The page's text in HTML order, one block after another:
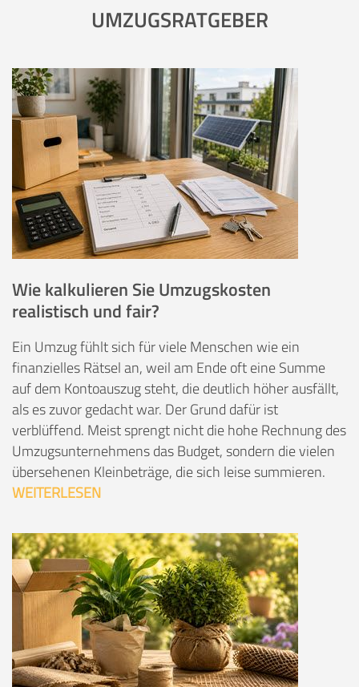
UMZUGSRATGEBER
Wie kalkulieren Sie Umzugskosten
realistisch und fair?
Ein Umzug fühlt sich für viele Menschen wie ein
finanzielles Rätsel an, weil am Ende oft eine Summe
auf dem Kontoauszug steht, die deutlich höher ausfällt,
als es zuvor gedacht war. Der Grund dafür ist
verblüffend. Meist sprengt nicht die hohe Rechnung des
Umzugsunternehmens das Budget, sondern die vielen
übersehenen Kleinbeträge, die sich leise summieren.
WEITERLESEN